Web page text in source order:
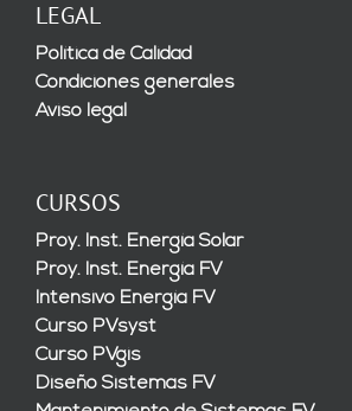
LEGAL
Política de Calidad
Condiciones generales
Aviso legal
CURSOS
Proy. Inst. Energía Solar
Proy. Inst. Energía FV
Intensivo Energía FV
Curso PVsyst
Curso PVgis
Diseño Sistemas FV